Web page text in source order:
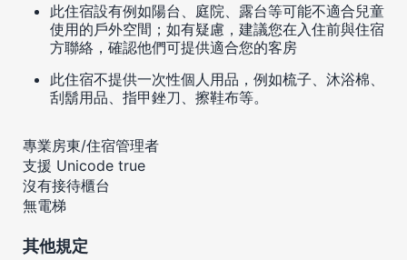
此住宿設有例如陽台、庭院、露台等可能不適合兒童
使用的戶外空間；如有疑慮，建議您在入住前與住宿
方聯絡，確認他們可提供適合您的客房
此住宿不提供一次性個人用品，例如梳子、沐浴棉、
刮鬍用品、指甲銼刀、擦鞋布等。
專業房東/住宿管理者
支援 Unicode true
沒有接待櫃台
無電梯
其他規定